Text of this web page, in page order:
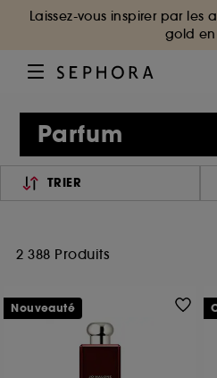
Laissez-vous inspirer par les
gold
Parfum
TRIER
2 388 Produits
Nouveauté